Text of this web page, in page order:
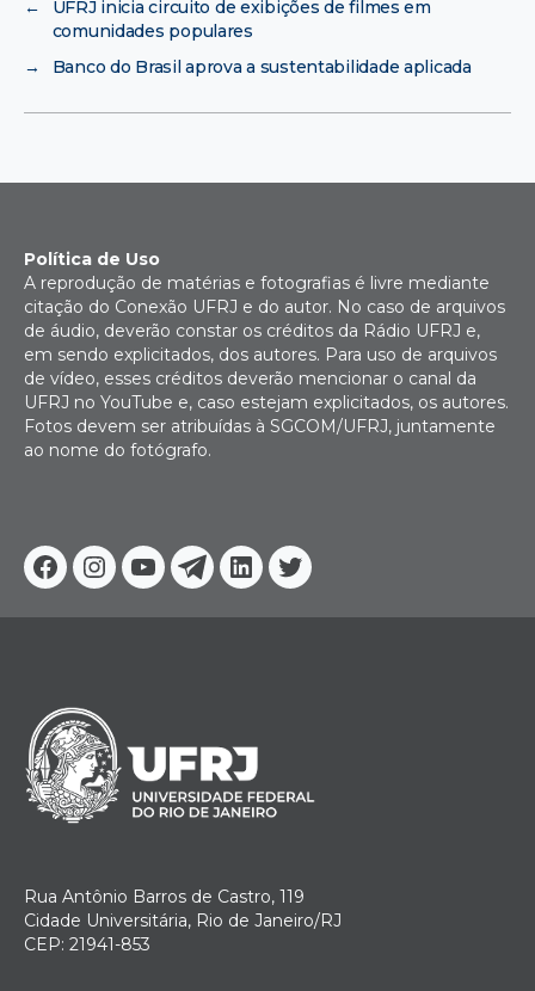
←
UFRJ inicia circuito de exibições de filmes em
comunidades populares
→
Banco do Brasil aprova a sustentabilidade aplicada
Facebook
Instagram
YoutubeTelegram
Linkedin
Twitter
Política de Uso
A reprodução de matérias e fotografias é livre mediante
citação do Conexão UFRJ e do autor. No caso de arquivos
de áudio, deverão constar os créditos da Rádio UFRJ e,
em sendo explicitados, dos autores. Para uso de arquivos
de vídeo, esses créditos deverão mencionar o canal da
UFRJ no YouTube e, caso estejam explicitados, os autores.
Fotos devem ser atribuídas à SGCOM/UFRJ, juntamente
ao nome do fotógrafo.
Rua Antônio Barros de Castro, 119
Cidade Universitária, Rio de Janeiro/RJ
CEP: 21941-853